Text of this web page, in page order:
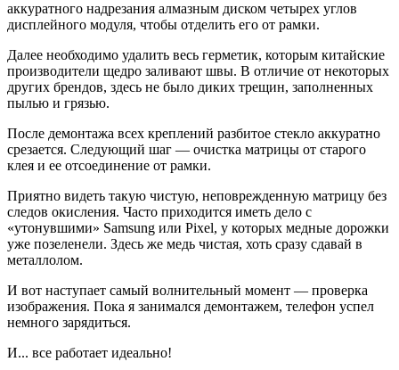
аккуратного надрезания алмазным диском четырех углов
дисплейного модуля, чтобы отделить его от рамки.
Далее необходимо удалить весь герметик, которым китайские
производители щедро заливают швы. В отличие от некоторых
других брендов, здесь не было диких трещин, заполненных
пылью и грязью.
После демонтажа всех креплений разбитое стекло аккуратно
срезается. Следующий шаг — очистка матрицы от старого
клея и ее отсоединение от рамки.
Приятно видеть такую чистую, неповрежденную матрицу без
следов окисления. Часто приходится иметь дело с
«утонувшими» Samsung или Pixel, у которых медные дорожки
уже позеленели. Здесь же медь чистая, хоть сразу сдавай в
металлолом.
И вот наступает самый волнительный момент — проверка
изображения. Пока я занимался демонтажем, телефон успел
немного зарядиться.
И... все работает идеально!